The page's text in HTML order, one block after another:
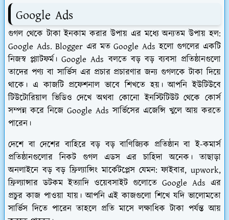
Google Ads
গুগল থেকে টাকা ইনকাম করার উপায় এর মধ্যে অন্যতম উপায় হল:
Google Ads. Blogger এর মত Google Ads হলো গুগলের একটি
নিজস্ব প্ল্যাটফর্ম। Google Ads বলতে বড় বড় ব্যবসা প্রতিষ্ঠানগুলো
তাদের পণ্য বা সার্ভিস এর প্রচার প্রচারণার জন্য গুগলকে টাকা দিয়ে
থাকে। এ কাজটি প্রফেশনাল ভাবে শিখতে হয়। আপনি ইউটিউবে
টিউটোরিয়াল ভিডিও দেখে অথবা কোনো ইনস্টিটিউট থেকে কোর্স
সম্পন্ন করে নিজে Google Ads সার্ভিসের এজেন্সি খুলে আয় করতে
পারেন।
দেশে বা দেশের বাহিরে বড় বড় বাণিজ্যিক প্রতিষ্ঠান বা ই-কমার্স
প্রতিষ্ঠানগুলোর নিকট গুগল এডস এর চাহিদা অনেক। তাছাড়া
অনলাইনে বড় বড় ফ্রিল্যান্সিং মার্কেটপ্লেস যেমন: ফাইবার, upwork,
ফ্রিল্যান্সার ডটকম ইত্যাদি ওয়েবসাইট গুলোতে Google Ads এর
প্রচুর কাজ পাওয়া যায়। আপনি এই কাজগুলো শিখে যদি ভালোমতো
সার্ভিস দিতে পারেন তাহলে প্রতি মাসে লক্ষাধিক টাকা পর্যন্ত আয়